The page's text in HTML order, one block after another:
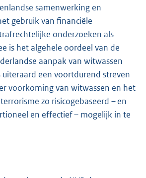
samenwerking en
gebruik van financiële
onderzoeken als
is het algehele oordeel van de
aanpak van witwassen
uiteraard een voortdurend streven
voorkoming van witwassen en het
zo risicogebaseerd – en
en effectief – mogelijk in te